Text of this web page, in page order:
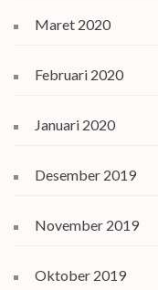
Maret 2020
Februari 2020
Januari 2020
Desember 2019
November 2019
Oktober 2019